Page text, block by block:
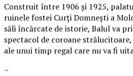
Construit între 1906 și 1925,
ruinele fostei Curți Domnești a
săli încărcate de istorie, Balul va
spectacol de coroane
ale unui timp regal care nu va fi
–